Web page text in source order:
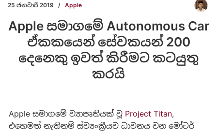
25 ජනවාරි 2019 / Apple
Apple සමාගමේ Autonomous Car
ඒකකයෙන් සේවකයන් 200
දෙනෙකු ඉවත් කිරීමට කටයුතු
කරයි
Apple සමාගමේ ව්‍යාපෘතියක් වූ Project Titan,
එහෙමත් නැතිනම් ස්ව්‍යංක්‍රීයව ධාවනය වන මෝටර්